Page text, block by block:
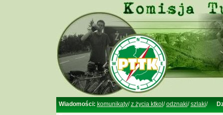
Wiadomości: komunikaty/z życia ktkol /odznaki/szlaki/